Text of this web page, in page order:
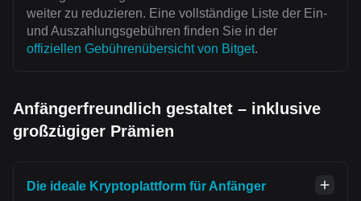
weiter zu reduzieren. Eine vollständige Liste der Ein-
und Auszahlungsgebühren finden Sie in der
offiziellen Gebührenübersicht von Bitget.
Anfängerfreundlich gestaltet – inklusive
großzügiger Prämien
Die ideale Kryptoplattform für Anfänger